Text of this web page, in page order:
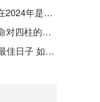
辛金2024年财官年，辛金命在2024年是财官年还是财印年
八字中的胎命身是什么,胎身命对四柱的影响
2024年农历12月宝宝出生的最佳日子 如何挑选适合的吉日